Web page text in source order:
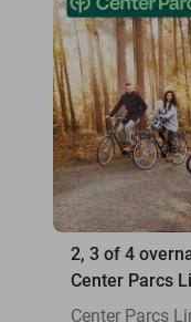
2, 3 of 4
Center Parcs
Center Parcs